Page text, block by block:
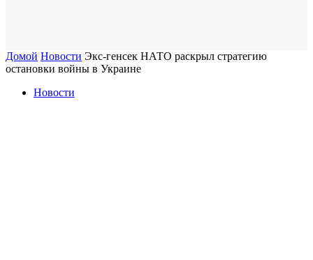
Домой Новости Экс-генсек НАТО раскрыл стратегию
остановки войны в Украине
Новости